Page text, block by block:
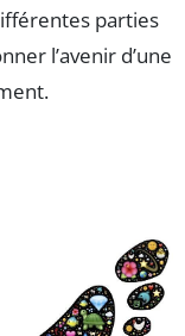
parties
l’avenir d’une